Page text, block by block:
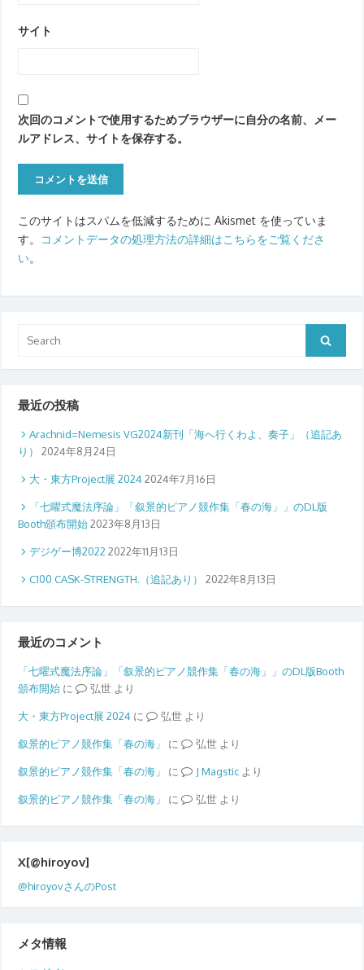
サイト
次回のコメントで使用するためブラウザーに自分の名前、メー
ルアドレス、サイトを保存する。
このサイトはスパムを低減するために Akismet を使っていま
す。
コメントデータの処理方法の詳細はこちらをご覧くださ
い。
for:
Search
最近の投稿
Arachnid=Nemesis VG2024新刊「海へ行くわよ、奏子」（追記あ
り）
2024年8月24日
大・東方Project展 2024 2024年7月16日
「七曜式魔法序論」「叙景的ピアノ競作集「春の海」」のDL版
Booth頒布開始 2023年8月13日
デジゲー博2022 2022年11月13日
C100 CASK-STRENGTH.（追記あり） 2022年8月13日
最近のコメント
「七曜式魔法序論」「叙景的ピアノ競作集「春の海」」のDL版Booth
頒布開始 に 弘世より
大・東方Project展 2024 に 弘世より
叙景的ピアノ競作集「春の海」 に 弘世より
叙景的ピアノ競作集「春の海」 に Magsticより
叙景的ピアノ競作集「春の海」 に 弘世より
X[@hiroyov]
@hiroyovさんのPost
メタ情報